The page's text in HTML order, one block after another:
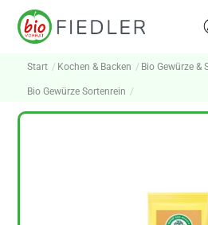
Skip
Start Kochen & Backen Bio Gewürze &
Bio Gewürze Sortenrein